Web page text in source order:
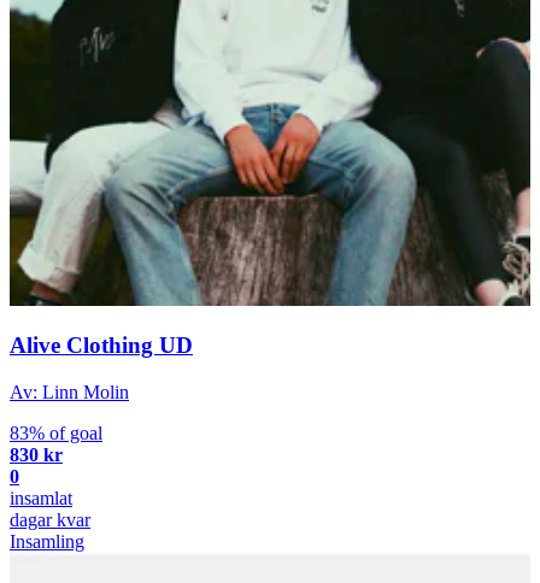
Alive Clothing UD
Av: Linn Molin
83% of goal
830 kr
0
insamlat
dagar kvar
Insamling